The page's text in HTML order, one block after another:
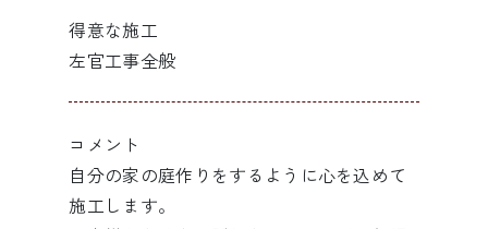
得意な施工
左官工事全般
コメント
自分の家の庭作りをするように心を込めて
施工します。